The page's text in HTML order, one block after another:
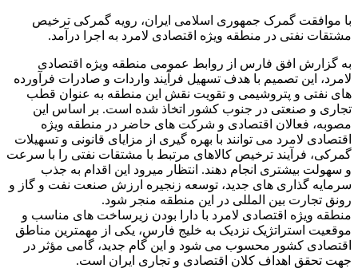
با موافقت گمرک جمهوری اسلامی ایران، رویه گمرکی ترخیص
مشتقات نفتی در منطقه ویژه اقتصادی لامرد به اجرا درآمد.
به گزارش افق فارس از روابط عمومی منطقه ویژه اقتصادی
لامرد، این تصمیم با هدف تسهیل فرآیند واردات و صادرات فرآورده
های نفتی و پتروشیمی و تقویت نقش این منطقه به عنوان قطب
تجاری و صنعتی در جنوب کشور اتخاذ شده است. بر اساس این
مصوبه، فعالان اقتصادی و شرکت های حاضر در منطقه ویژه
اقتصادی لامرد می توانند با بهره گیری از مزایای قانونی و تسهیلات
گمرکی، فرآیند ترخیص کالاهای مرتبط با مشتقات نفتی را با سرعت
و سهولت بیشتری انجام دهند. انتظار میرود این اقدام به جذب
سرمایه گذاری های جدید، توسعه زنجیره ارزش صنعت نفت و گاز و
رونق تجارت بین المللی در این منطقه منجر شود.
منطقه ویژه اقتصادی لامرد با دارا بودن زیرساخت های مناسب و
موقعیت استراتژیک نزدیک به خلیج فارس، یکی از مهمترین مناطق
اقتصادی کشور محسوب می شود و این گام جدید، گامی مؤثر در
جهت تحقق اهداف کلان اقتصادی و تجاری ایران است.